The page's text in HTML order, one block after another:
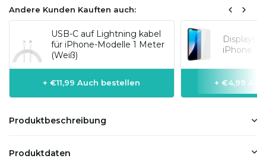
Andere Kunden Kauften auch:
USB-C auf Lightning kabel
für iPhone-Modelle 1 Meter
(Weiß)
+ €11,99 Auch bestellen
iPhone 14
+ €4,99
Produktbeschreibung
Produktdaten